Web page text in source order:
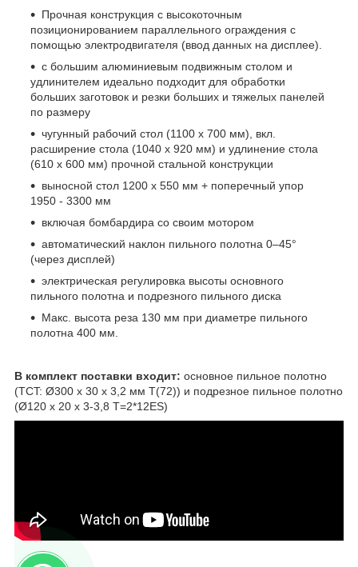
Прочная конструкция с высокоточным
позиционированием параллельного ограждения с
помощью электродвигателя (ввод данных на дисплее).
с большим алюминиевым подвижным столом и
удлинителем идеально подходит для обработки
больших заготовок и резки больших и тяжелых панелей
по размеру
чугунный рабочий стол (1100 x 700 мм), вкл.
расширение стола (1040 х 920 мм) и удлинение стола
(610 х 600 мм) прочной стальной конструкции
выносной стол 1200 х 550 мм + поперечный упор
1950 - 3300 мм
включая бомбардира со своим мотором
автоматический наклон пильного полотна 0–45°
(через дисплей)
электрическая регулировка высоты основного
пильного полотна и подрезного пильного диска
Макс. высота реза 130 мм при диаметре пильного
полотна 400 мм.
В комплект поставки входит: основное пильное полотно
(TCT: Ø300 x 30 x 3,2 мм T(72)) и подрезное пильное полотно
(Ø120 x 20 x 3-3,8 T=2*12ES)